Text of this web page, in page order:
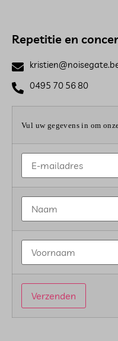
Repetitie en
0495 70 56 80
Vul uw gegevens in om